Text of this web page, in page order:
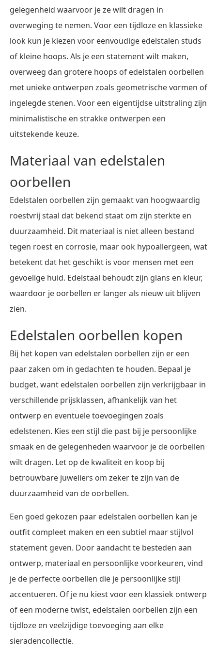
gelegenheid waarvoor je ze wilt dragen in
overweging te nemen. Voor een tijdloze en klassieke
look kun je kiezen voor eenvoudige edelstalen studs
of kleine hoops. Als je een statement wilt maken,
overweeg dan grotere hoops of edelstalen oorbellen
met unieke ontwerpen zoals geometrische vormen of
ingelegde stenen. Voor een eigentijdse uitstraling zijn
minimalistische en strakke ontwerpen een
uitstekende keuze.
Materiaal van edelstalen
oorbellen
Edelstalen oorbellen zijn gemaakt van hoogwaardig
roestvrij staal dat bekend staat om zijn sterkte en
duurzaamheid. Dit materiaal is niet alleen bestand
tegen roest en corrosie, maar ook hypoallergeen, wat
betekent dat het geschikt is voor mensen met een
gevoelige huid. Edelstaal behoudt zijn glans en kleur,
waardoor je oorbellen er langer als nieuw uit blijven
zien.
Edelstalen oorbellen kopen
Bij het kopen van edelstalen oorbellen zijn er een
paar zaken om in gedachten te houden. Bepaal je
budget, want edelstalen oorbellen zijn verkrijgbaar in
verschillende prijsklassen, afhankelijk van het
ontwerp en eventuele toevoegingen zoals
edelstenen. Kies een stijl die past bij je persoonlijke
smaak en de gelegenheden waarvoor je de oorbellen
wilt dragen. Let op de kwaliteit en koop bij
betrouwbare juweliers om zeker te zijn van de
duurzaamheid van de oorbellen.
Een goed gekozen paar edelstalen oorbellen kan je
outfit compleet maken en een subtiel maar stijlvol
statement geven. Door aandacht te besteden aan
ontwerp, materiaal en persoonlijke voorkeuren, vind
je de perfecte oorbellen die je persoonlijke stijl
accentueren. Of je nu kiest voor een klassiek ontwerp
of een moderne twist, edelstalen oorbellen zijn een
tijdloze en veelzijdige toevoeging aan elke
sieradencollectie.